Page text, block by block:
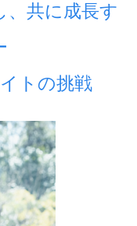
、共に成長す
トの挑戦